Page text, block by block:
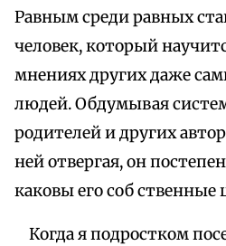
Равным среди равных
человек, который
мнениях других даже
людей. Обдумывая
родителей и других
ней отвергая, он
каковы его соб ственные
Когда я подростком